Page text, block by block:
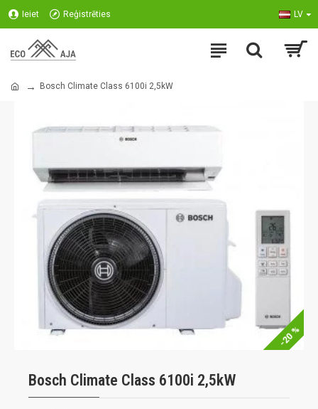
Ieiet Reģistrēties LV
Bosch Climate Class 6100i 2,5kW
-20 %
Bosch Climate Class 6100i 2,5kW